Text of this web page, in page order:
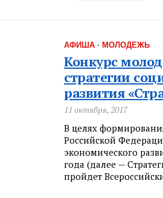
АФИША · МОЛОДЕЖЬ
Конкурс
стратегии
развития
11 октября, 2017
В целях
Российской
экономического
года (далее —
пройдет